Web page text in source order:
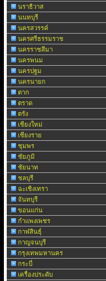
นราธิวาส
นนทบุรี
นครสวรรค์
นครศรีธรรมราช
นครราชสีมา
นครพนม
นครปฐม
นครนายก
ตาก
ตราด
ตรัง
เชียงใหม่
เชียงราย
ชุมพร
ชัยภูมิ
ชัยนาท
ชลบุรี
ฉะเชิงเทรา
จันทบุรี
ขอนแก่น
กำแพงเพชร
กาฬสินธุ์
กาญจนบุรี
กรุงเทพมหานคร
กระบี่
เครื่องประดับ